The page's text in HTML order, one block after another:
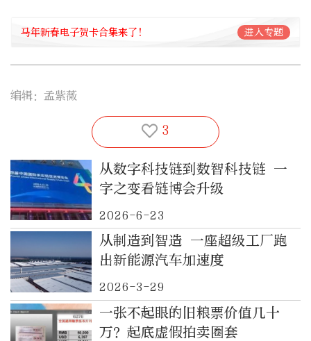
马年新春电子贺卡合集来了！ 进入专题
编辑：孟紫薇
3
从数字科技链到数智科技链 一
字之变看链博会升级
2026-6-23
从制造到智造 一座超级工厂跑
出新能源汽车加速度
2026-3-29
一张不起眼的旧粮票价值几十
万？起底虚假拍卖圈套